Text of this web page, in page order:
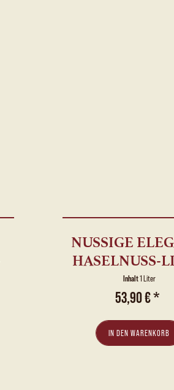
NUSSIGE
HASELNUSS-
&...
Inhalt1 Liter
53,90 € *
IN DEN WARENKORB